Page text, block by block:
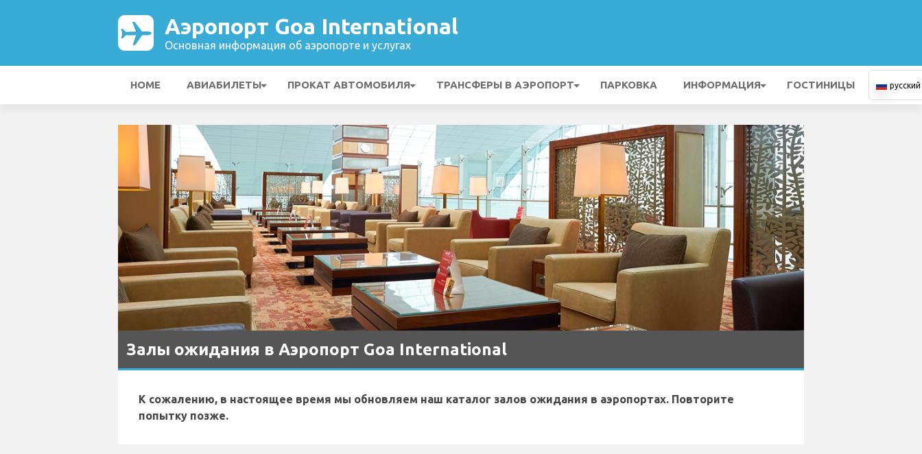
Аэропорт Goa International
Основная информация об аэропорте и услугах
HOME АВИАБИЛЕТЫ ПРОКАТ АВТОМОБИЛЯ ТРАНСФЕРЫ В АЭРОПОРТ ПАРКОВКА ИНФОРМАЦИЯ ГОСТИНИЦЫ русский
Залы ожидания в Аэропорт Goa International
К сожалению, в настоящее время мы обновляем наш каталог залов ожидания в аэропортах. Повторите
попытку позже.